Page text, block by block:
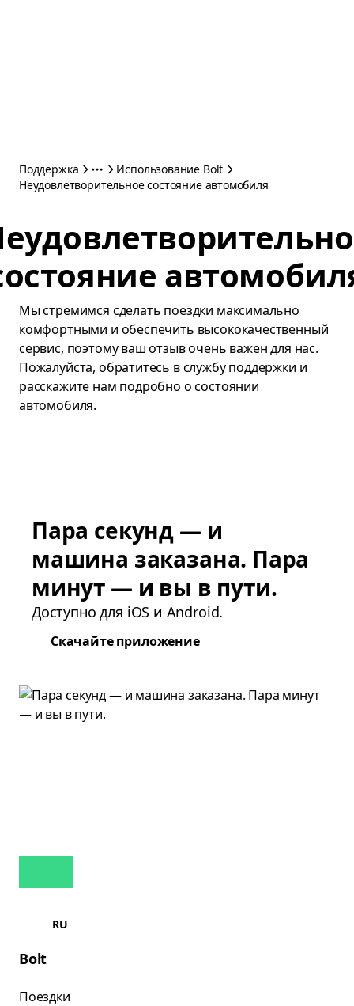
Поддержка
Использование Bolt
Неудовлетворительное состояние автомобиля
Мы стремимся сделать поездки максимально
комфортными и обеспечить высококачественный
сервис, поэтому ваш отзыв очень важен для нас.
Пожалуйста, обратитесь в службу поддержки и
расскажите нам подробно о состоянии
автомобиля.
Пара секунд — и
машина заказана. Пара
минут — и вы в пути.
Доступно для iOS и Android.
Скачайте приложение
RU
Bolt
Поездки